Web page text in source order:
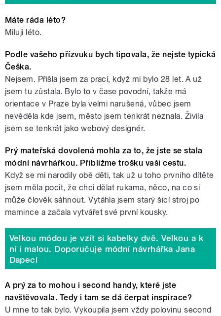
Máte ráda léto?
Miluji léto.
Podle vašeho přízvuku bych tipovala, že nejste typická
Češka.
Nejsem. Přišla jsem za prací, když mi bylo 28 let. A už
jsem tu zůstala. Bylo to v čase povodní, takže má
orientace v Praze byla velmi narušená, vůbec jsem
nevěděla kde jsem, město jsem tenkrát neznala. Živila
jsem se tenkrát jako webový designér.
Prý mateřská dovolená mohla za to, že jste se stala
módní návrhářkou. Přibližme trošku vaši cestu.
Když se mi narodily obě děti, tak už u toho prvního dítěte
jsem měla pocit, že chci dělat rukama, něco, na co si
může člověk sáhnout. Vytáhla jsem starý šicí stroj po
mamince a začala vytvářet své první kousky.
Velkou módou je vzít si kabelky dvě. Velkou a k
ní i malou. Doporučuje módní návrhářka Jana
Dapecí
A prý za to mohou i second handy, které jste
navštěvovala. Tedy i tam se dá čerpat inspirace?
U mne to tak bylo. Vykoupila jsem vždy polovinu second